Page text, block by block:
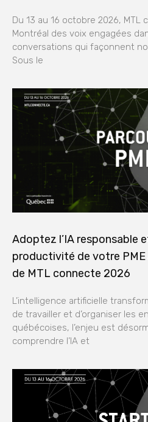
Du 13 au 16 octobre 2026, MTL
Montréal des voix engagées
conversations qui façonnent
Sous le
Adoptez l’IA responsable
productivité de votre PME
de MTL connecte 2026
L’intelligence artificielle
de travailler et d’organiser les
québécoises, l’enjeu est
comprendre l’IA et